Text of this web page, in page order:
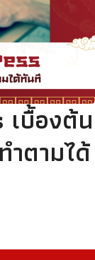
บื้องต้น
ำตามได้